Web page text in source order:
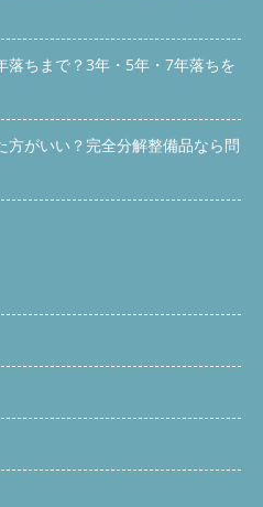
落ちまで？3年・5年・7年落ちを
方がいい？完全分解整備品なら問